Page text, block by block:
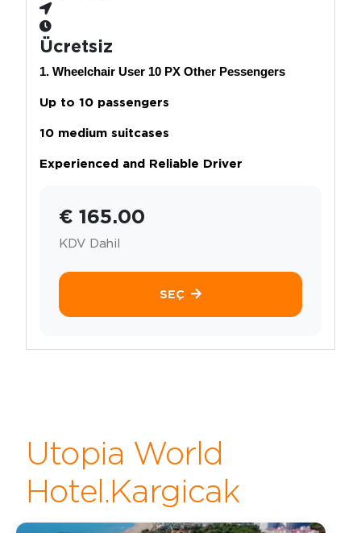
Ücretsiz
1. Wheelchair User 10 PX Other Pessengers
Up to 10 passengers
10 medium suitcases
Experienced and Reliable Driver
€ 165.00
KDV Dahil
SEÇ
Utopia World
Hotel.Kargicak